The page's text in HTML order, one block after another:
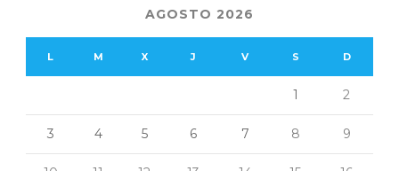
AGOSTO 2026
L M X J V S D
1 2
3 4 5 6 7 8 9